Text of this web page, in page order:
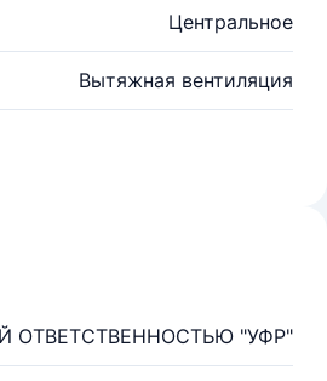
Центральное
Вытяжная вентиляция
ОТВЕТСТВЕННОСТЬЮ "УФР"